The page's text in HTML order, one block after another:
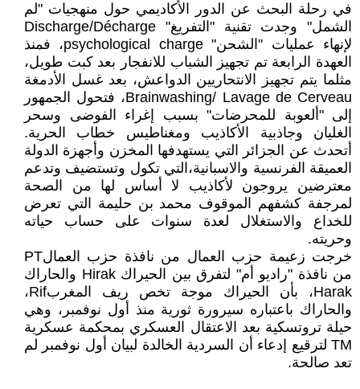
في رحلة البحث عن الدور الأكاديمي حول منهجيات "لم
الشمل" وجدت تقنية "التفريغ" Discharge/Décharge
لإنهاء عمليات "الشحن" psychological charge، فمنذ
العهدة الرابعة تم تجهيز الشباب للانفجار بعد كبت طويل،
مثلما يتم تجهيز الانتحاريين الدواعش، بعد غسل الأدمغة
Brainwashing/ Lavage de Cerveau، فتحول الجمهور
إلى "ألعوبة للمحرضات" بسبب إغراء الفوضى وسحر
الغليان وجاذبية الأكاذيب ومغناطيس خطاب الحرية.
أتحدث عن الجزائر التي يستهدفها المخزن وأجهزة الدولة
العميقة الفرنسية والاسبانية،التي تكول وتستضيف وتدعم
معترضين يروجون لأكاذيب لا أساس لها من الصحة
لمرجفة كشفهم الموقوف محمد بن حليمة التي تعرض
للخداع والاستغلال لعدة سنوات على حساب حياته
وحريته.
خرجت زعيمة حزب العمال من نافذة حزب العمالPT
من نافذة "راديو أم" لتفرق بين الحيراك Hirak والحاراك
Harak، بأن الحيراك موجة تخص ريف المغربRif،
والحاراك باعتباره سيرورة ثورية منذ أول نوفمبر، وهي
حيلة تروتسكية بعد الاعتقال العسكري بمحكمة عسكرية
TM لترقيع إدعاء أن السردية الخالدة لبيان أول نوفمبر لم
تعد صالحة.